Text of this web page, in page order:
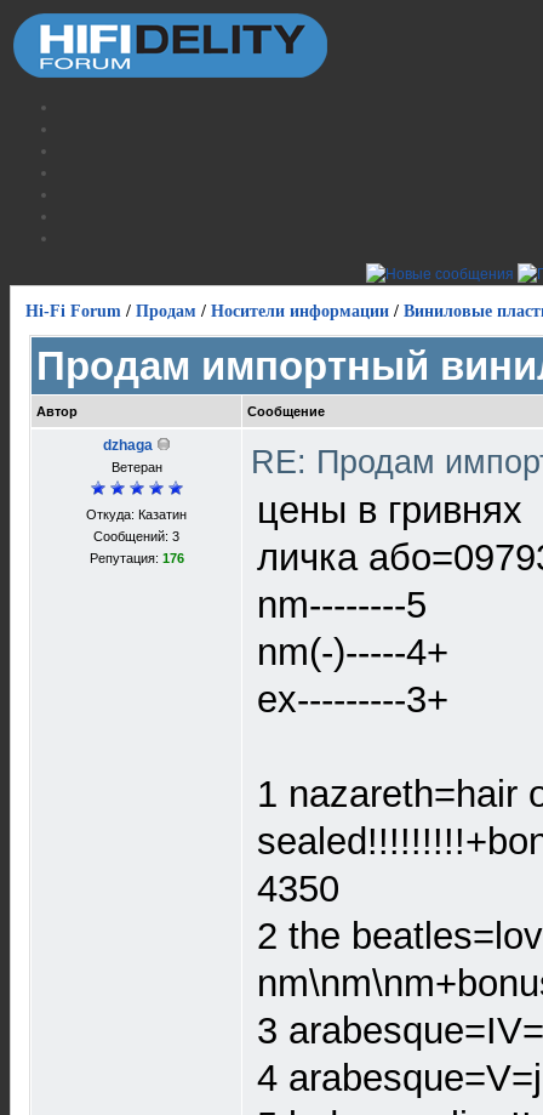
Hi-Fi Forum / Продам / Носители информации / Виниловые
Продам импортный
Автор Сообщение
dzhaga
Ветеран
Откуда: Казатин
Сообщений: 3
Репутация: 176
RE: Продам
цены в гривнях
личка
nm--------5
nm(-)-----4+
ex---------3+
1 nazareth=hair
4350
2 the
3
4